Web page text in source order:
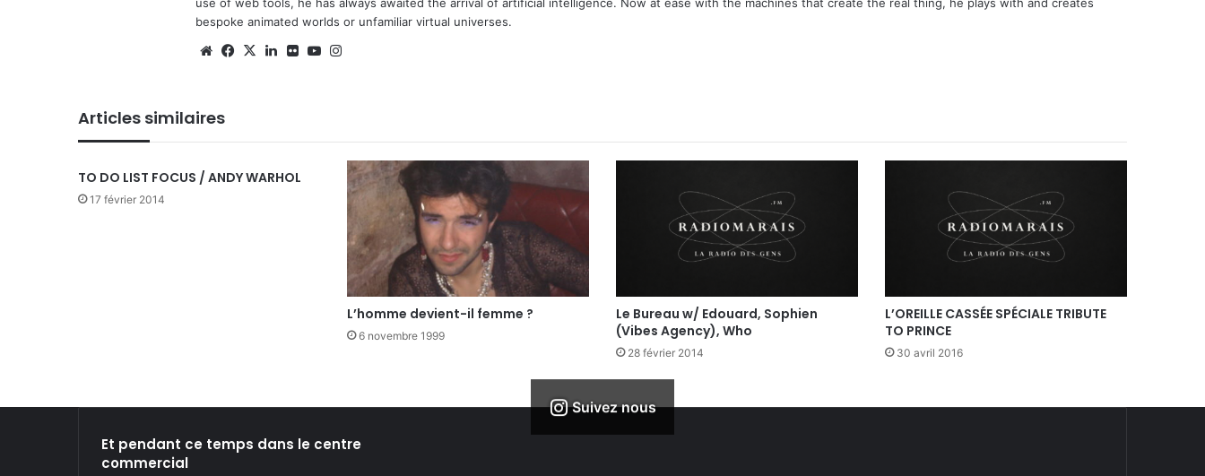
bespoke animated worlds or unfamiliar virtual universes.
WebsiteFacebook
X Linkedin
FlickrYouTube
Articles similaires
TO DO LIST FOCUS / ANDY WARHOL
17 février 2014
L’homme devient-il femme ?
6 novembre 1999
Le Bureau w/ Edouard, Sophien
(Vibes Agency), Who
28 février 2014
L’OREILLE CASSÉE SPÉCIALE TRIBUTE
TO PRINCE
30 avril 2016
Suivez nous
Et pendant ce temps dans le centre
commercial